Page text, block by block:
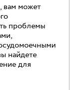
вам может
проблемы
найдете
для